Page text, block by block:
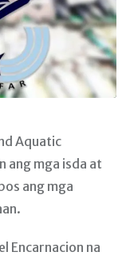
Aquatic
ang mga isda at
ang mga
Encarnacion na